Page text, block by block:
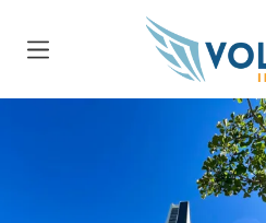
Página inicial